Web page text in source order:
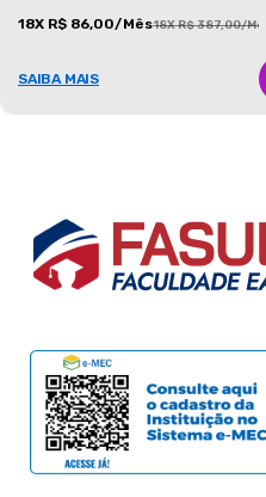
18X R$ 86,00/Mês18X R$ 387,00/Mês
SAIBA MAIS